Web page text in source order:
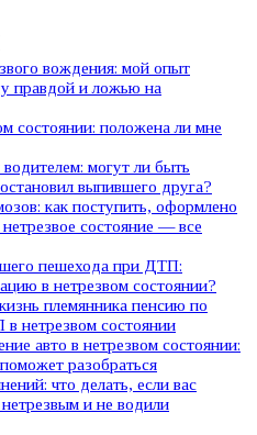
вождения: мой опыт
правдой и ложью на
состоянии: положена ли мне
могут ли быть
выпившего друга?
как поступить, оформлено
состояние — все
пешехода при ДТП:
в нетрезвом состоянии?
племянника пенсию по
нетрезвом состоянии
авто в нетрезвом состоянии:
разобраться
что делать, если вас
и не водили